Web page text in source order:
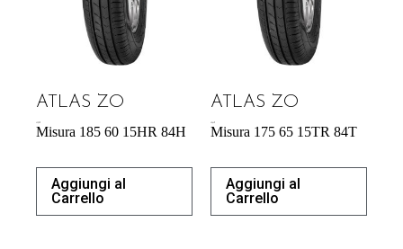
ATLAS ZO
Misura 185 60 15HR 84H
Aggiungi al
Carrello
ATLAS ZO
Misura 175 65 15TR 84T
Aggiungi al
Carrello